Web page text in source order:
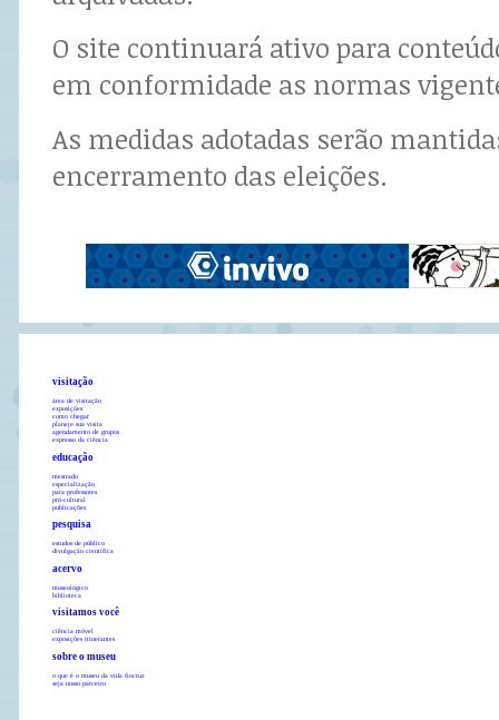
O site continuará ativo para
em conformidade as normas
As medidas adotadas serão
encerramento das eleições.
visitação
área de visitação
exposições
como chegar
planeje sua visita
agendamento de grupos
expresso da ciência
educação
mestrado
especialização
para professores
pró-cultural
publicações
pesquisa
estudos de público
divulgação científica
acervo
museológico
biblioteca
visitamos você
ciência móvel
exposições itinerantes
sobre o museu
o que é o museu da vida fiocruz
seja nosso parceiro